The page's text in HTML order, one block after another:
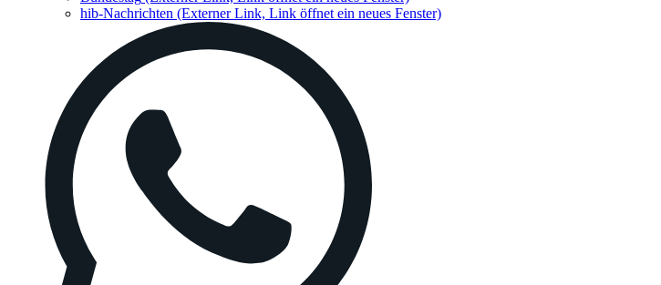
hib-Nachrichten (Externer Link, Link öffnet ein neues Fenster)